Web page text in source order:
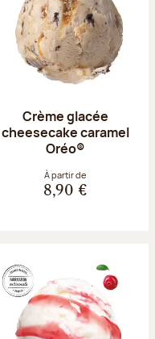
Crème glacée
cheesecake caramel
Oréo®
À partir de
8,90 €